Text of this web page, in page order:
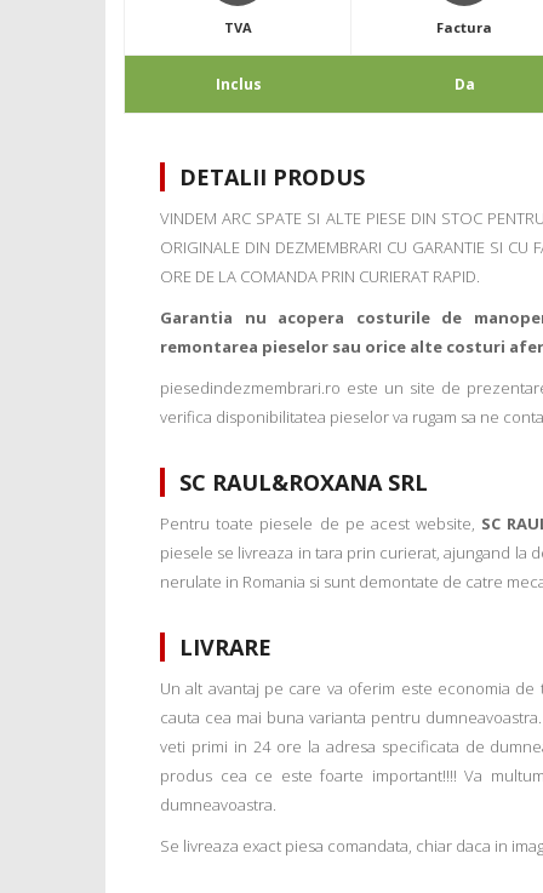
TVA
Inclus
Factura
Da
DETALII PRODUS
VINDEM ARC SPATE SI ALTE PIESE DIN STOC
ORIGINALE DIN DEZMEMBRARI CU GARANTIE SI CU
ORE DE LA COMANDA PRIN CURIERAT RAPID.
Garantia nu acopera costurile de
remontarea pieselor sau orice alte costuri
piesedindezmembrari.ro este un site de
verifica disponibilitatea pieselor va rugam sa ne
SC RAUL&ROXANA SRL
Pentru toate piesele de pe acest website, SC
piesele se livreaza in tara prin curierat, ajungand la
nerulate in Romania si sunt demontate de catre
LIVRARE
Un alt avantaj pe care va oferim este economia
cauta cea mai buna varianta pentru
veti primi in 24 ore la adresa specificata de
produs cea ce este foarte important!!!! Va
dumneavoastra.
Se livreaza exact piesa comandata, chiar daca in